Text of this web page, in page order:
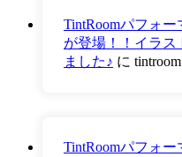
TintRoomパフォ
が登場！！イラ
ました♪ に tintroom
TintRoomパフォ